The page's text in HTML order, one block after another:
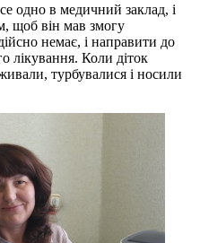
одно в медичний заклад, і
щоб він мав змогу
немає, і направити до
лікування. Коли діток
турбувалися і носили